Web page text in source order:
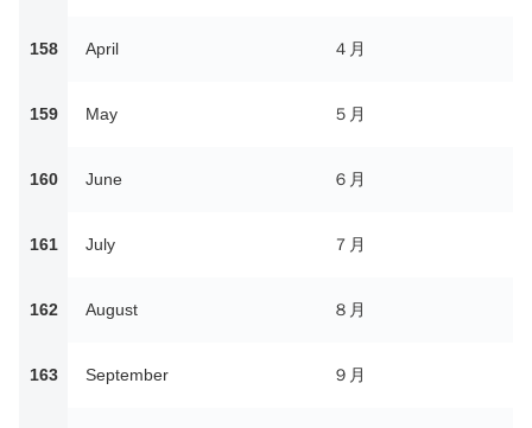
158 April ４月
159 May ５月
160 June ６月
161 July ７月
162 August ８月
163 September ９月